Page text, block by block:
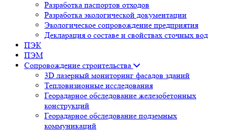
Разработка паспортов отходов
Разработка экологической документации
Экологическое сопровождение предприятия
Декларация о составе и свойствах сточных вод
ПЭК
ПЭМ
Сопровождение строительства
3D лазерный мониторинг фасадов зданий
Тепловизионные исследования
Георадарное обследование железобетонных
конструкций
Георадарное обследование подземных
коммуникаций